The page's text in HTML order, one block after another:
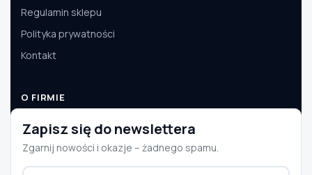
Regulamin sklepu
Polityka prywatności
Kontakt
O FIRMIE
O nas
Dane firmy
Aktualności
Zapisz się do newslettera
Zgarnij nowości i okazje – żadnego spamu.